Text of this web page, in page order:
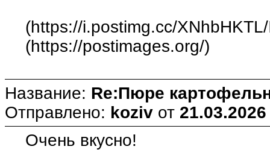
(https://i.postimg.cc/
(https://postimages.org/)
Название: Re:Пюре
Отправлено: koziv от
Очень вкусно!